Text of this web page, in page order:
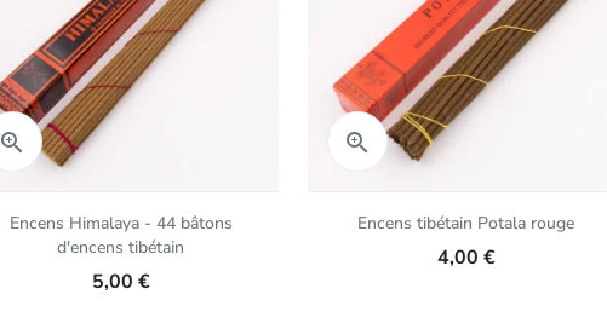
 Aperçu rapide
Encens Himalaya - 44 bâtons
d'encens tibétain
5,00 €
 Aperçu rapide
Encens tibétain Potala rouge
4,00 €